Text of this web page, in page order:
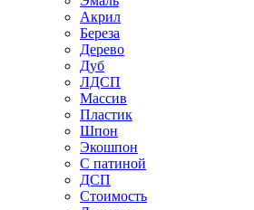
Акрил
Береза
Дерево
Дуб
ЛДСП
Массив
Пластик
Шпон
Экошпон
С патиной
ДСП
Стоимость